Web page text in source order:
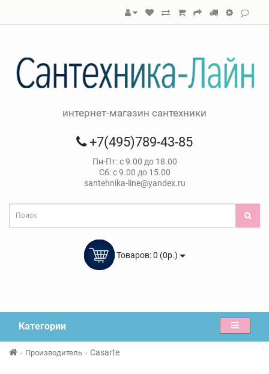
интернет-магазин сантехники
+7(495)789-43-85
Пн-Пт: с 9.00 до 18.00
Сб: с 9.00 до 15.00
santehnika-line@yandex.ru
Товаров: 0 (0р.)
Категории
Производитель Casarte